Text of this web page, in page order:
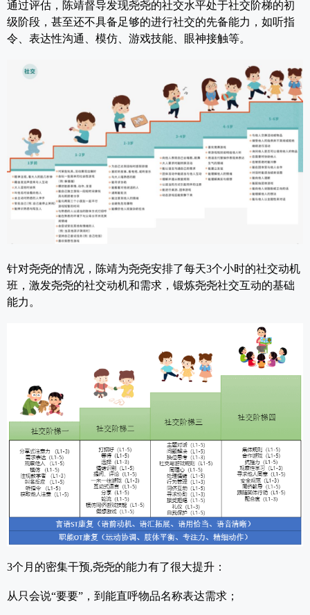
通过评估，陈靖督导发现尧尧的社交水平处于社交阶梯的初
级阶段，甚至还不具备足够的进行社交的先备能力，如听指
令、表达性沟通、模仿、游戏技能、眼神接触等。
针对尧尧的情况，陈靖为尧尧安排了每天3个小时的社交动机
班，激发尧尧的社交动机和需求，锻炼尧尧社交互动的基础
能力。
3个月的密集干预,尧尧的能力有了很大提升：
从 只会说“要要”，到能直呼物品名称表达需求；